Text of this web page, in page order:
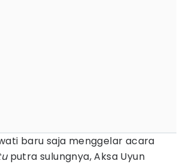
baru saja menggelar acara
putra sulungnya, Aksa Uyun